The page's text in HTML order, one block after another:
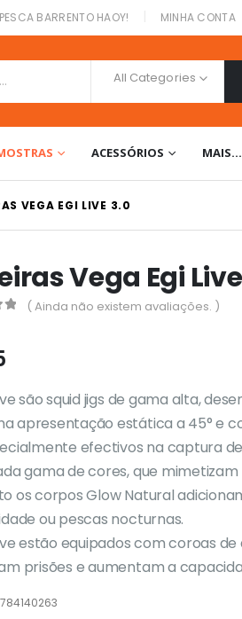
PESCA BARRENTO HAOY! MINHA CONTA
All Categories
ACESSÓRIOS MAIS…
VEGA EGI LIVE 3.0
Vega Egi
( Ainda não existem avaliações. )
são squid jigs de gama alta,
apresentação estática a 45° e
efectivos na captura
gama de cores, que
os corpos Glow Natural
ou pescas nocturnas.
estão equipados com coroas
prisões e aumentam a